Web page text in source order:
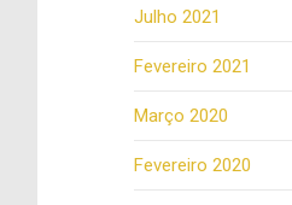
Julho 2021
Fevereiro 2021
Março 2020
Fevereiro 2020